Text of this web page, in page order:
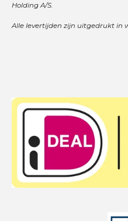
Holding A/S.
Alle levertijden zijn uitgedrukt in